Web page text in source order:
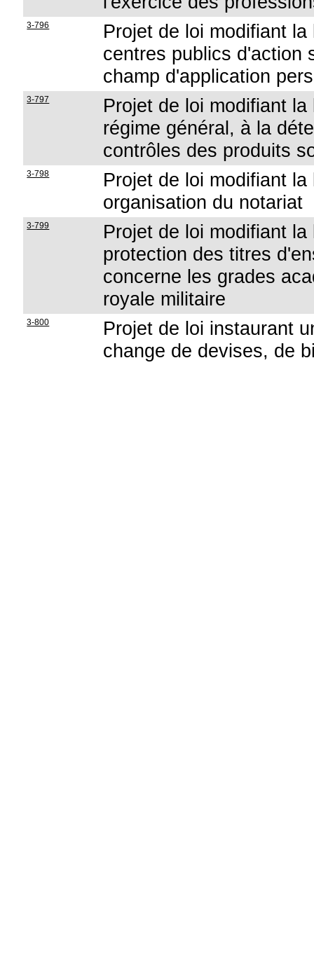
3-796
Projet de loi modifiant
centres publics d'action
champ d'application
3-797
Projet de loi modifiant
régime général, à la
contrôles des produits
3-798
Projet de loi modifiant
organisation du notariat
3-799
Projet de loi modifiant
protection des titres
concerne les grades
royale militaire
3-800
Projet de loi instaurant
change de devises, de